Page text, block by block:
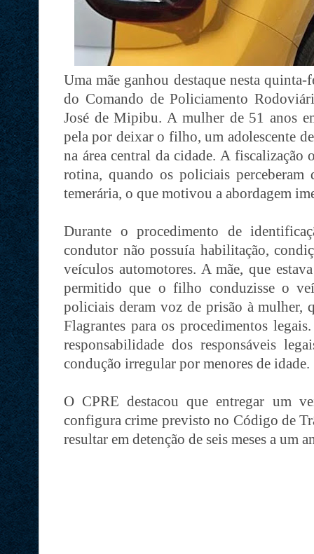
Uma mãe ganhou destaque nesta
do Comando de Policiamento
José de Mipibu. A mulher de 51 anos
pela por deixar o filho, um adolescente
na área central da cidade. A fiscalização
rotina, quando os policiais
temerária, o que motivou a abordagem
Durante o procedimento de
condutor não possuía habilitação,
veículos automotores. A mãe, que
permitido que o filho conduzisse o
policiais deram voz de prisão à mulher,
Flagrantes para os procedimentos
responsabilidade dos responsáveis
condução irregular por menores de idade.
O CPRE destacou que entregar um
configura crime previsto no Código de
resultar em detenção de seis meses a um